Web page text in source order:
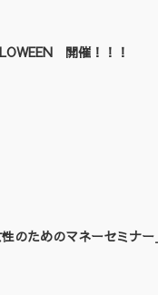
開催！！！
のためのマネーセミナー